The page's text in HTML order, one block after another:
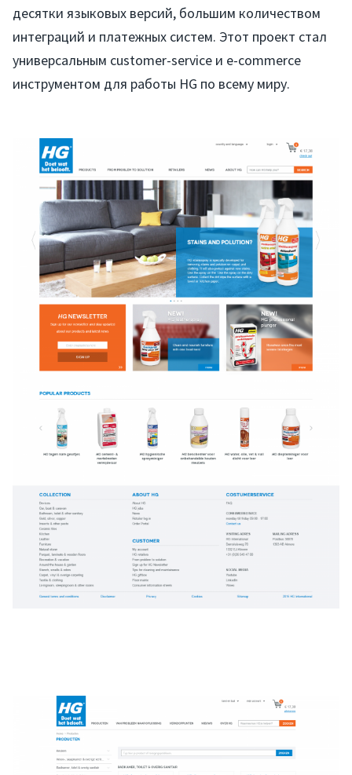
десятки языковых версий, большим количеством
интеграций и платежных систем. Этот проект стал
универсальным customer-service и e-commerce
инструментом для работы HG по всему миру.